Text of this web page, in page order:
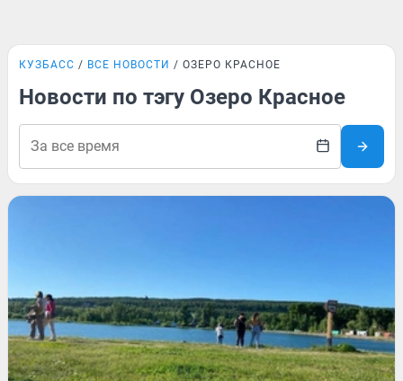
КУЗБАСС ВСЕ НОВОСТИ ОЗЕРО КРАСНОЕ
Новости по тэгу Озеро Красное